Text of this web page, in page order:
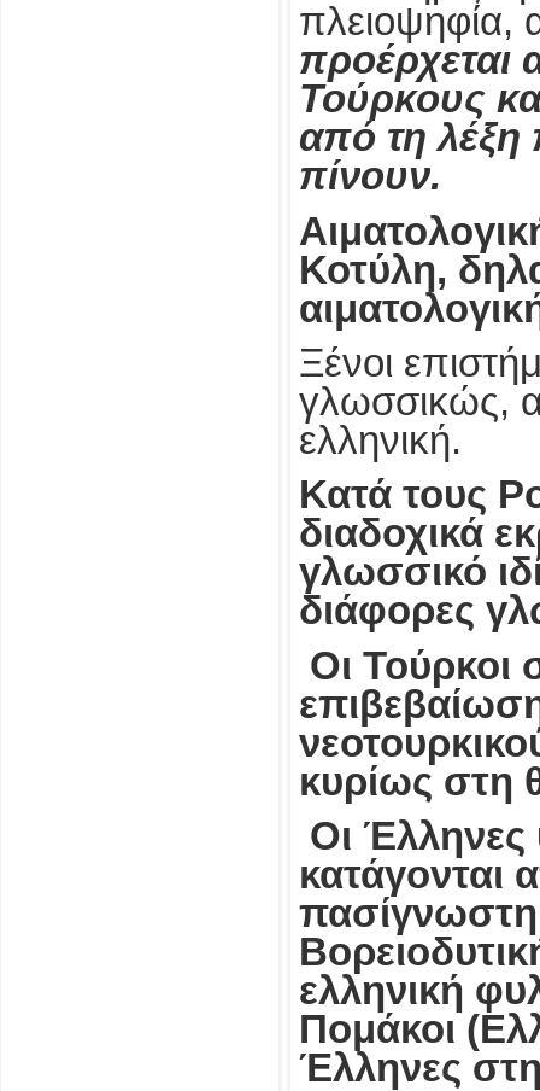
πλειοψηφία,
προέρχεται
Τούρκους
από τη λέξη
πίνουν.
Κοτύλη,
Ξένοι
γλωσσικώς,
ελληνική.
Κατά τους
διαδοχικά
γλωσσικό
διάφορες
Οι Τούρκοι
κυρίως στη
Οι Έλληνες
κατάγονται
πασίγνωστη
ελληνική
Πομάκοι
Έλληνες